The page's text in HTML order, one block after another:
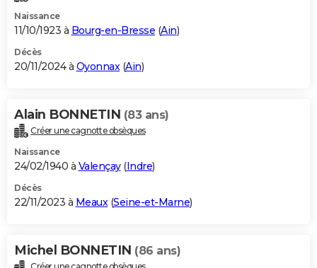
Naissance
11/10/1923 à Bourg-en-Bresse (Ain)
Décès
20/11/2024 à Oyonnax (Ain)
Alain BONNETIN (83 ans)
Créer une cagnotte obsèques
Naissance
24/02/1940 à Valençay(Indre)
Décès
22/11/2023 à Meaux(Seine-et-Marne)
Michel BONNETIN (86 ans)